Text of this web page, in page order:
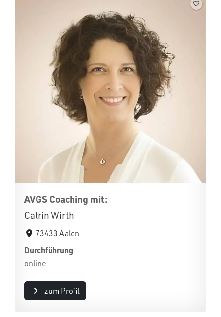
AVGS Coaching mit:
Catrin Wirth
73433 Aalen
Durchführung
online
zum Profil